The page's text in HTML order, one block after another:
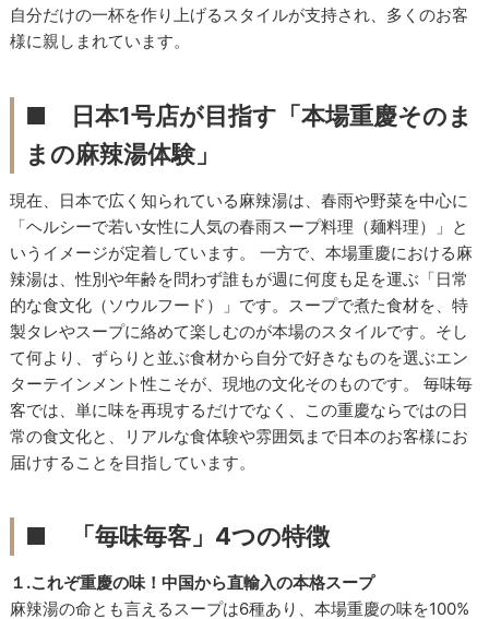
自分だけの一杯を作り上げるスタイルが支持され、多くのお客
様に親しまれています。
■ 日本1号店が目指す「本場重慶そのま
まの麻辣湯体験」
現在、日本で広く知られている麻辣湯は、春雨や野菜を中心に
「ヘルシーで若い女性に人気の春雨スープ料理（麺料理）」と
いうイメージが定着しています。 一方で、本場重慶における麻
辣湯は、性別や年齢を問わず誰もが週に何度も足を運ぶ「日常
的な食文化（ソウルフード）」です。スープで煮た食材を、特
製タレやスープに絡めて楽しむのが本場のスタイルです。そし
て何より、ずらりと並ぶ食材から自分で好きなものを選ぶエン
ターテインメント性こそが、現地の文化そのものです。 毎味毎
客では、単に味を再現するだけでなく、この重慶ならではの日
常の食文化と、リアルな食体験や雰囲気まで日本のお客様にお
届けすることを目指しています。
■ 「毎味毎客」4つの特徴
１.これぞ重慶の味！中国から直輸入の本格スープ
麻辣湯の命とも言えるスープは6種あり、本場重慶の味を100%